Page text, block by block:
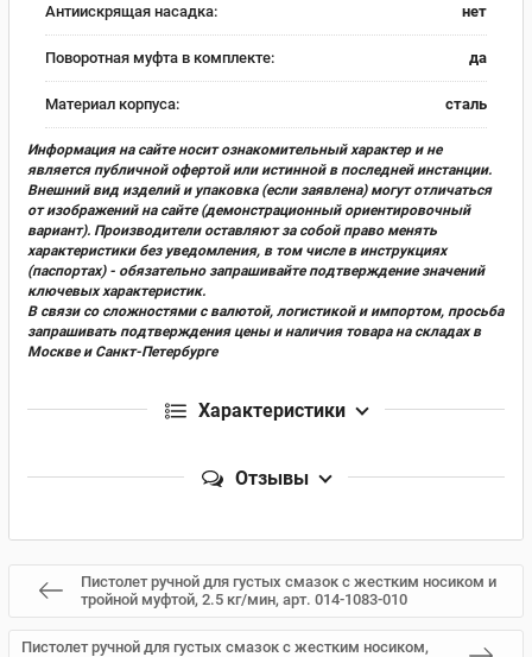
Антиискрящая насадка: нет
Поворотная муфта в комплекте: да
Материал корпуса: сталь
Информация на сайте носит ознакомительный характер и не
является публичной офертой или истинной в последней инстанции.
Внешний вид изделий и упаковка (если заявлена) могут отличаться
от изображений на сайте (демонстрационный ориентировочный
вариант). Производители оставляют за собой право менять
характеристики без уведомления, в том числе в инструкциях
(паспортах) - обязательно запрашивайте подтверждение значений
ключевых характеристик.
В связи со сложностями с валютой, логистикой и импортом, просьба
запрашивать подтверждения цены и наличия товара на складах в
Москве и Санкт-Петербурге
Характеристики
Отзывы
Пистолет ручной для густых смазок с жестким носиком и
тройной муфтой, 2.5 кг/мин, арт. 014-1083-010
Пистолет ручной для густых смазок с жестким носиком,